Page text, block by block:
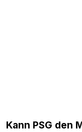
Kann PSG den